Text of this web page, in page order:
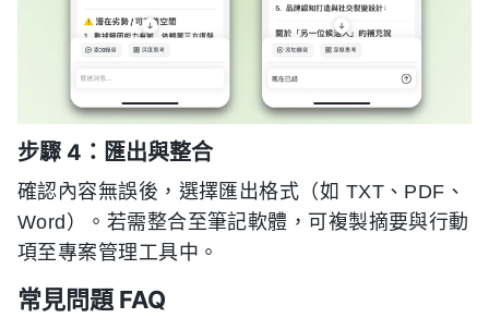
步驟 4：匯出與整合
確認內容無誤後，選擇匯出格式（如 TXT、PDF、
Word）。若需整合至筆記軟體，可複製摘要與行動
項至專案管理工具中。
常見問題 FAQ